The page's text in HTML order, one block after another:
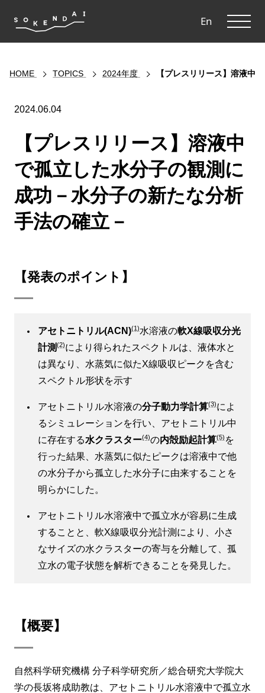
En
HOME TOPICS 2024年度 【プレスリリース】溶液中
2024.06.04
【プレスリリース】溶液中
で孤立した水分子の観測に
成功－水分子の新たな分析
手法の確立－
【発表のポイント】
アセトニトリル(ACN)(1)水溶液の軟X線吸収分光
計測 (2)により得られたスペクトルは、液体水と
は異なり、水蒸気に似たX線吸収ピークを含む
スペクトル形状を示す
アセトニトリル水溶液の分子動力学計算(3)によ
るシミュレーションを行い、アセトニトリル中
に存在する水クラスター(4)の内殻励起計算(5) を
行った結果、水蒸気に似たピークは溶液中で他
の水分子から孤立した水分子に由来することを
明らかにした。
アセトニトリル水溶液中で孤立水が容易に生成
することと、軟X線吸収分光計測により、小さ
なサイズの水クラスターの寄与を分離して、孤
立水の電子状態を解析できることを発見した。
【概要】
自然科学研究機構 分子科学研究所／総合研究大学院大
学の長坂将成助教は、アセトニトリル水溶液中で孤立水